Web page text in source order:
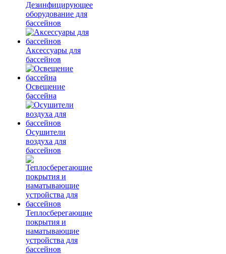
Дезинфицирующее
оборудование для
бассейнов
Аксессуары для
бассейнов
Освещение
бассейна
Осушители
воздуха для
бассейнов
Теплосберегающие
покрытия и
наматывающие
устройства для
бассейнов